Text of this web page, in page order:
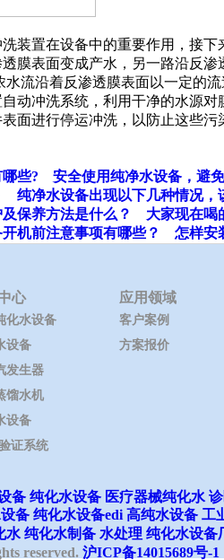
装置在设备中的重要作用，接下
膜表面变成产水，另一路沿反
流沿着反渗透膜表面以一定的
动冲洗系统，利用干净的水源对
面进行停运冲洗，以防止这些
些? 安全使用纯净水设备，避
纯净水设备出现以下几种情况，
保养方法是什么？ 大家现在喝
机前注意事项有哪些？ 怎样安
心
化水设备
设备
发生器
馏水机
设备
证系统
应用领域
客户案例
方案报价
备 纯化水设备 医疗器械纯化水
reserved.沪ICP备14015689号-1
备 纯化水设备edi 高纯水设备 工
水 纯化水制备 水处理 纯化水设备
reserved. 沪ICP备14015689号-1